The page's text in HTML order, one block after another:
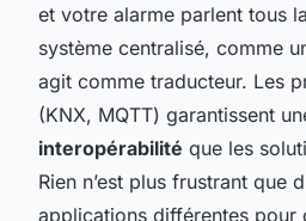
et votre alarme parlent tous
système centralisé, comme
agit comme traducteur. Les
(KNX, MQTT) garantissent
interopérabilité que les
Rien n’est plus frustrant que
applications différentes pour